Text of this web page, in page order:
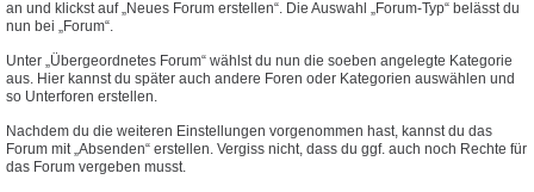
an und klickst auf „Neues Forum erstellen“. Die Auswahl „Forum-Typ“ belässt du
nun bei „Forum“.
Unter „Übergeordnetes Forum“ wählst du nun die soeben angelegte Kategorie
aus. Hier kannst du später auch andere Foren oder Kategorien auswählen und
so Unterforen erstellen.
Nachdem du die weiteren Einstellungen vorgenommen hast, kannst du das
Forum mit „Absenden“ erstellen. Vergiss nicht, dass du ggf. auch noch Rechte für
das Forum vergeben musst.